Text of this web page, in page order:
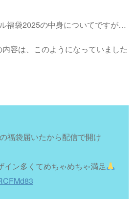
福袋2025の中身についてですが…
容は、このようになっていました
福袋届いたから配信で開け
イン多くてめちゃめちゃ満足